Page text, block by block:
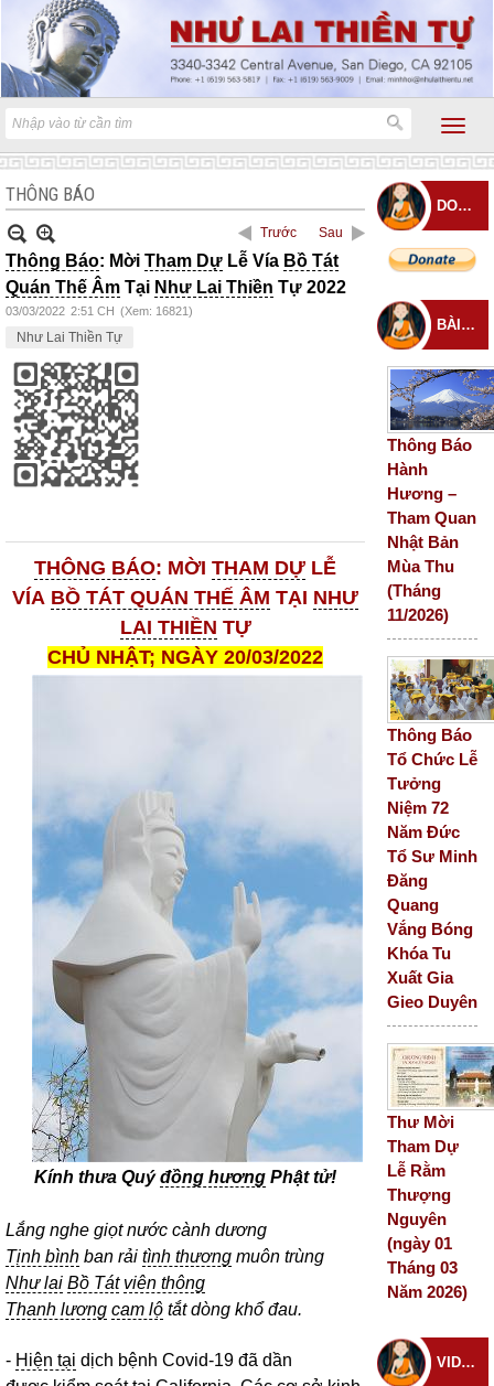
THÔNG BÁO
Trước Sau
Thông Báo: Mời Tham Dự Lễ Vía Bồ Tát
Quán Thế Âm Tại Như Lai Thiền Tự 2022
03/03/2022 2:51 CH (Xem: 16821)
Như Lai Thiền Tự
THÔNG BÁO: MỜI THAM DỰ LỄ
VÍA BỒ TÁT QUÁN THẾ ÂM TẠI NHƯ
LAI THIỀN TỰ
CHỦ NHẬT; NGÀY 20/03/2022
Kính thưa Quýđồng hương Phật tử!
Lắng nghe giọt nước cành dương
Tịnh bình ban rải tình thương muôn trùng
Như lai Bồ Tát viên thông
Thanh lương cam lộ tắt dòng khổ đau.
- Hiện tại dịch bệnh Covid-19 đã dần
DONATE
BÀI ĐĂNG MỚI
Thông Báo
Hành
Hương –
Tham Quan
Nhật Bản
Mùa Thu
(Tháng
11/2026)
Thông Báo
Tổ Chức Lễ
Tưởng
Niệm 72
Năm Đức
Tổ Sư Minh
Đăng
Quang
Vắng Bóng
Khóa Tu
Xuất Gia
Gieo Duyên
Thư Mời
Tham Dự
Lễ Rằm
Thượng
Nguyên
(ngày 01
Tháng 03
Năm 2026)
VIDEO CHÙA